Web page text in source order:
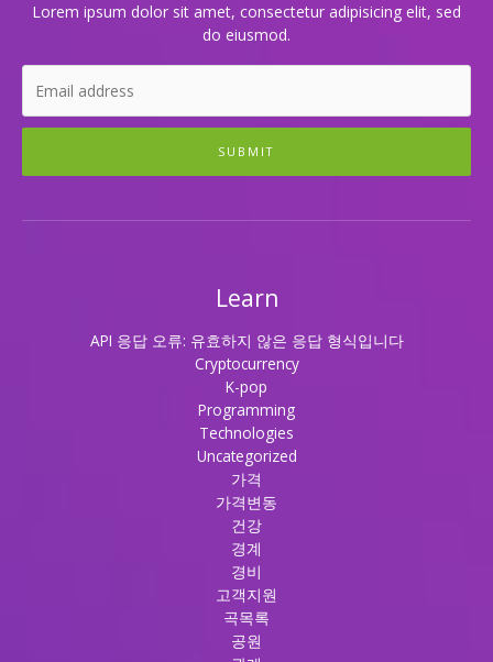
Lorem ipsum dolor sit amet, consectetur adipisicing elit, sed
do eiusmod.
SUBMIT
Learn
API 응답 오류: 유효하지 않은 응답 형식입니다
Cryptocurrency
K-pop
Programming
Technologies
Uncategorized
가격
가격변동
건강
경계
경비
고객지원
곡목록
공원